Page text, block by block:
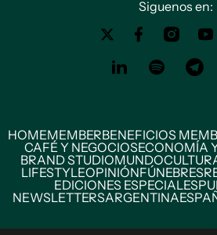
Siguenos en:
HOMEMEMBERBENEFICIOS
CAFÉ Y NEGOCIOSECONOMÍA
BRAND STUDIOMUNDO
LIFESTYLEOPINIÓNFÚNEBRES
EDICIONES ESPECIALES
NEWSLETTERSARGENTINA